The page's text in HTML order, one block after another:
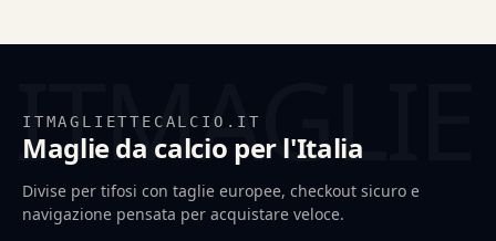
ITMAGLIETTECALCIO.IT
Maglie da calcio per l'Italia
Divise per tifosi con taglie europee, checkout sicuro e
navigazione pensata per acquistare veloce.